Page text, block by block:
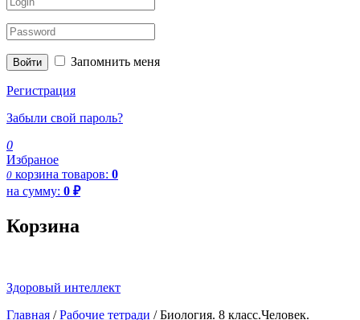
Войти Запомнить меня
Регистрация
Забыли свой пароль?
0
Избраное
0 корзина товаров: 0
на сумму: 0 ₽
Корзина
Здоровый интеллект
Главная /Рабочие тетради / Биология. 8 класс.Человек.